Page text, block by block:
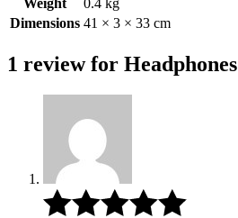
Weight
0.4 kg
Dimensions 41 × 3 × 33 cm
1 review for Headphones